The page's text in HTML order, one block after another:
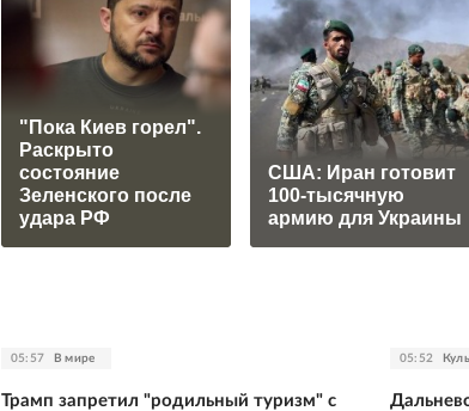
"Пока Киев горел".
Раскрыто
состояние
Зеленского после
удара РФ
США: Иран готовит
100-тысячную
армию для Украины
05:57 В мире
Трамп запретил "родильный туризм" с
05:52